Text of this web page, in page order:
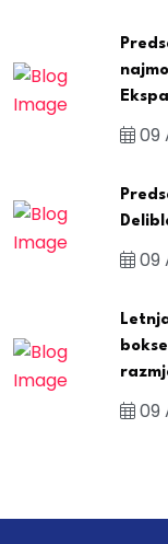
Ekspa
09
09
09